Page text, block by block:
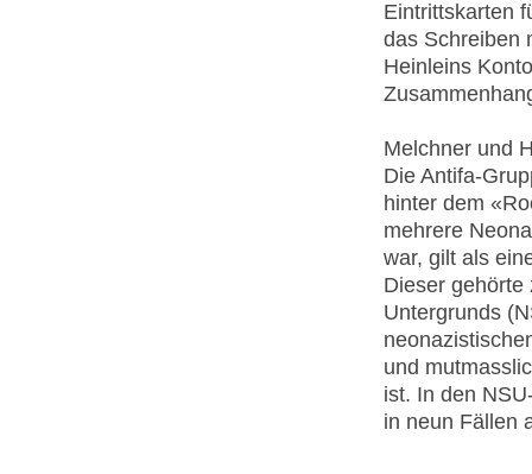
Eintrittskarten
das Schreiben
Heinleins
Melchner und
Die Antifa-
hinter dem
mehrere
war, gilt als
Dieser gehörte
Untergrunds
und
ist. In den
in neun Fällen